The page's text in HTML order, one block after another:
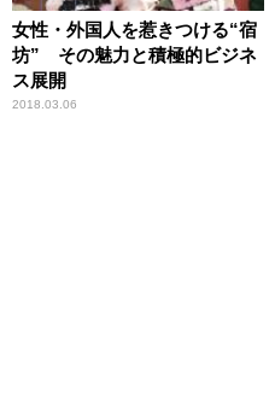
女性・外国人を惹きつける“宿
坊” その魅力と積極的ビジネ
ス展開
2018.03.06